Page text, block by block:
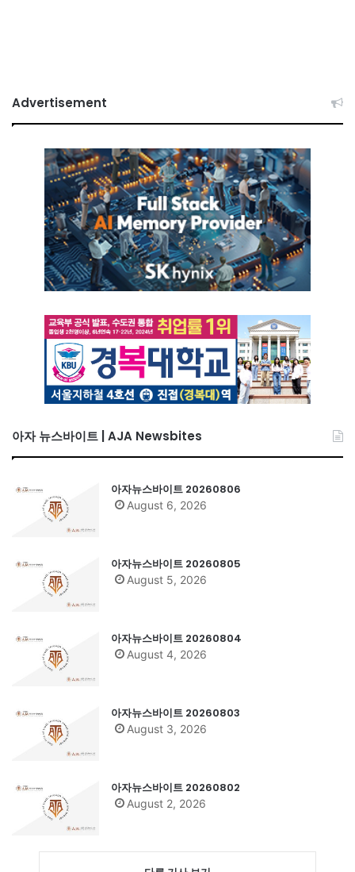
Advertisement
아자 뉴스바이트 | AJA Newsbites
아자뉴스바이트 20260806
August 6, 2026
아자뉴스바이트 20260805
August 5, 2026
아자뉴스바이트 20260804
August 4, 2026
아자뉴스바이트 20260803
August 3, 2026
아자뉴스바이트 20260802
August 2, 2026